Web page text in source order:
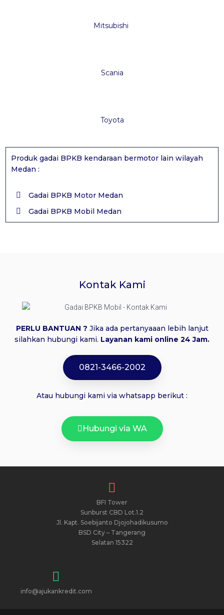
Mitsubishi
Scania
Toyota
Produk gadai BPKB kendaraan bermotor lain wilayah
Medan :
Gadai BPKB Motor Medan
Gadai BPKB Mobil Medan
Kontak Kami
PERLU BANTUAN ? Jika ada pertanyaaan lebih lanjut
silahkan hubungi kami. Layanan kami online 24 Jam.
0821-3466-2002
Atau hubungi kami via whatsapp berikut :
Hubungi via WA
BFI Tower
Sunburst CBD Lot.1.2
Jl. Kapt. Soebijanto Djojohadikusumo
BSD City – Tangerang
Selatan 15322
info@ajukankredit.com